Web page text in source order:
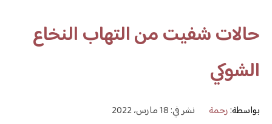
حالات شفيت من التهاب النخاع
الشوكي
بواسطة:رحمة نشر في: 18 مارس، 2022